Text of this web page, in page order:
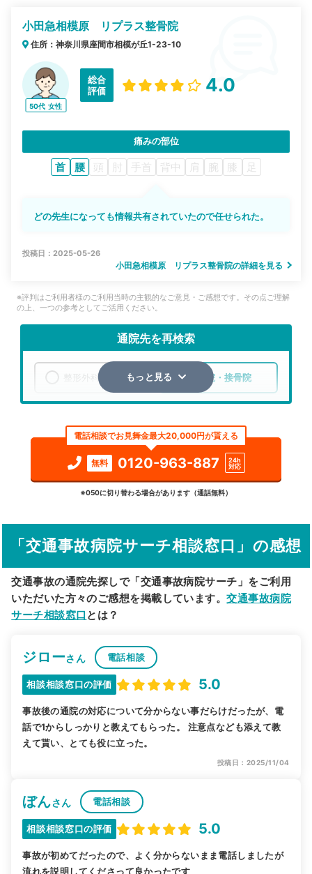
小田急相模原 リプラス整骨院
住所：神奈川県座間市相模が丘1-23-10
50代 女性
総合
評価
4.0
痛みの部位
首 腰 頭 肘 手首 背中 肩 腕 膝 足
どの先生になっても情報共有されていたので任せられた。
投稿日：2025-05-26
小田急相模原 リプラス整骨院の詳細を見る
※評判はご利用者様のご利用当時の主観的なご意見・ご感想です。その点ご理解
の上、一つの参考としてご活用ください。
通院先を再検索
整形外科 整骨院・接骨院
検索する
詳細条件で絞り込む
駅から探す 院名から探す
もっと見る
電話相談でお見舞金最大20,000円が貰える
無料 0120-963-887
24h
対応
※050に切り替わる場合があります（通話無料）
「交通事故病院サーチ相談窓口」の感想
交通事故の通院先探しで「交通事故病院サーチ」をご利用
いただいた方々のご感想を掲載しています。交通事故病院
サーチ相談窓口 とは？
ジローさん 電話相談
相談相談窓口の評価 5.0
事故後の通院の対応について分からない事だらけだったが、電
話で1からしっかりと教えてもらった。 注意点なども添えて教
えて貰い、とても役に立った。
投稿日：2025/11/04
ぼんさん 電話相談
相談相談窓口の評価 5.0
事故が初めてだったので、よく分からないまま電話しましたが
流れを説明してくださって良かったです